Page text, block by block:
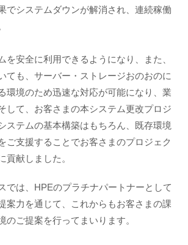
でシステムダウンが解消され、連続稼働
を安全に利用できるようになり、また、
ても、サーバー・ストレージおのおのに
環境のため迅速な対応が可能になり、業
して、お客さまの本システム更改プロジ
ステムの基本構築はもちろん、既存環境
ご支援することでお客さまのプロジェク
貢献しました。
では、HPEのプラチナパートナーとして
案力を通じて、これからもお客さまの課
のご提案を行ってまいります。